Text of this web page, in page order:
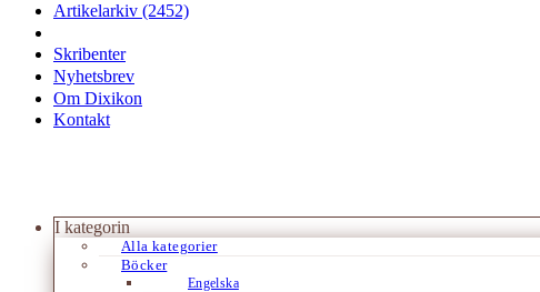
Artikelarkiv (2452)
Skribenter
Nyhetsbrev
Om Dixikon
Kontakt
I kategorin
Alla kategorier
Böcker
Engelska